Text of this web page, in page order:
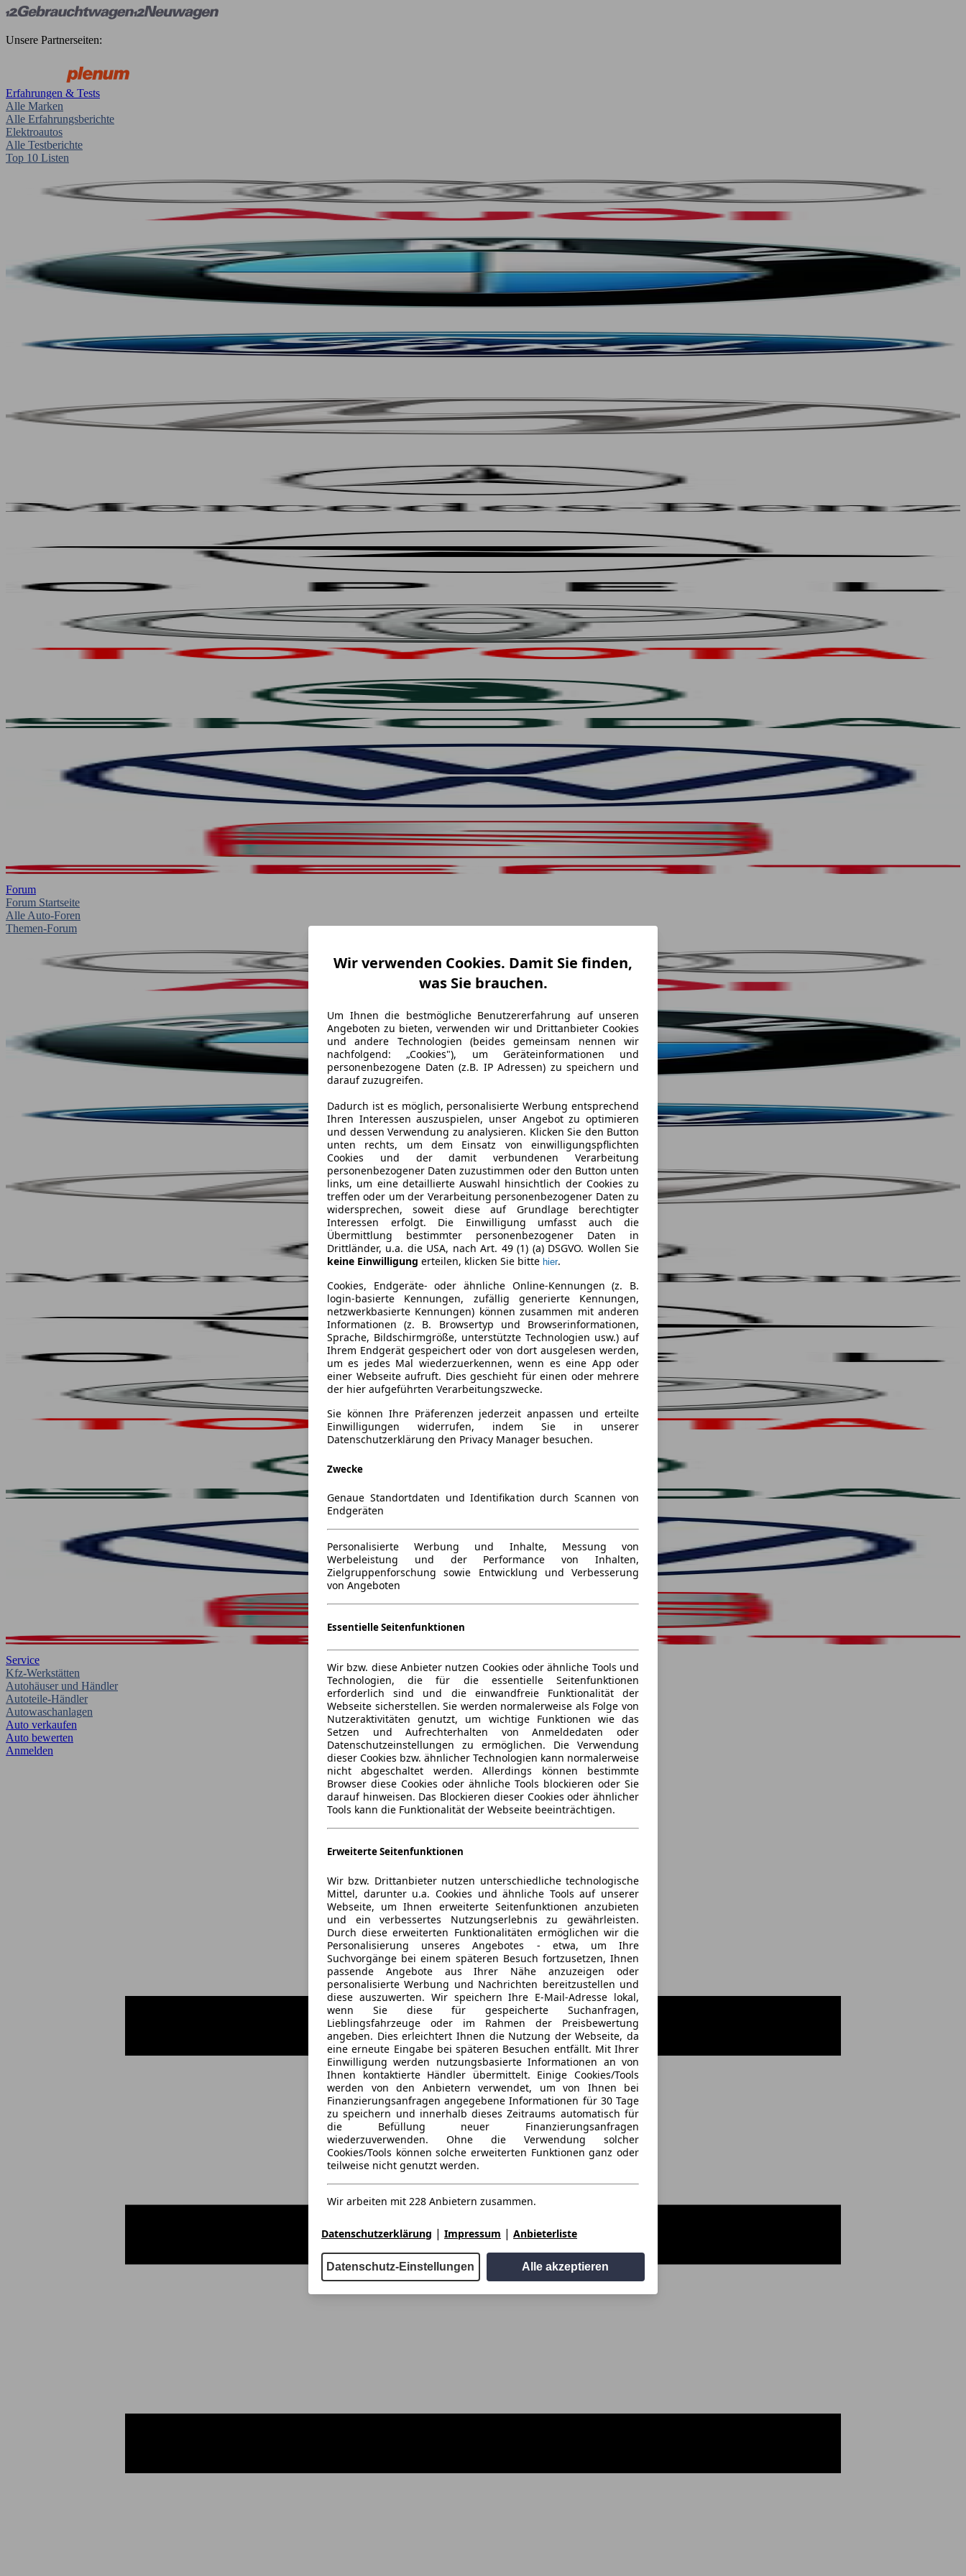
Unsere Partnerseiten:
Erfahrungen & Tests
Alle Marken
Alle Erfahrungsberichte
Elektroautos
Alle Testberichte
Top 10 Listen
Forum
Forum Startseite
Alle Auto-Foren
Themen-Forum
Service
Kfz-Werkstätten
Autohäuser und Händler
Autoteile-Händler
Autowaschanlagen
Auto verkaufen
Auto bewerten
Anmelden
Wir verwenden Cookies. Damit Sie finden,
was Sie brauchen.
Um Ihnen die bestmögliche Benutzererfahrung auf unseren
Angeboten zu bieten, verwenden wir und Drittanbieter Cookies
und andere Technologien (beides gemeinsam nennen wir
nachfolgend: „Cookies"), um Geräteinformationen und
personenbezogene Daten (z.B. IP Adressen) zu speichern und
darauf zuzugreifen.
Dadurch ist es möglich, personalisierte Werbung entsprechend
Ihren Interessen auszuspielen, unser Angebot zu optimieren
und dessen Verwendung zu analysieren. Klicken Sie den Button
unten rechts, um dem Einsatz von einwilligungspflichten
Cookies und der damit verbundenen Verarbeitung
personenbezogener Daten zuzustimmen oder den Button unten
links, um eine detaillierte Auswahl hinsichtlich der Cookies zu
treffen oder um der Verarbeitung personenbezogener Daten zu
widersprechen, soweit diese auf Grundlage berechtigter
Interessen erfolgt. Die Einwilligung umfasst auch die
Übermittlung bestimmter personenbezogener Daten in
Drittländer, u.a. die USA, nach Art. 49 (1) (a) DSGVO. Wollen Sie
keine Einwilligung erteilen, klicken Sie bitte hier.
Cookies, Endgeräte- oder ähnliche Online-Kennungen (z. B.
login-basierte Kennungen, zufällig generierte Kennungen,
netzwerkbasierte Kennungen) können zusammen mit anderen
Informationen (z. B. Browsertyp und Browserinformationen,
Sprache, Bildschirmgröße, unterstützte Technologien usw.) auf
Ihrem Endgerät gespeichert oder von dort ausgelesen werden,
um es jedes Mal wiederzuerkennen, wenn es eine App oder
einer Webseite aufruft. Dies geschieht für einen oder mehrere
der hier aufgeführten Verarbeitungszwecke.
Sie können Ihre Präferenzen jederzeit anpassen und erteilte
Einwilligungen widerrufen, indem Sie in unserer
Datenschutzerklärung den Privacy Manager besuchen.
Zwecke
Genaue Standortdaten und Identifikation durch Scannen von
Endgeräten
Personalisierte Werbung und Inhalte, Messung von
Werbeleistung und der Performance von Inhalten,
Zielgruppenforschung sowie Entwicklung und Verbesserung
von Angeboten
Essentielle Seitenfunktionen
Wir bzw. diese Anbieter nutzen Cookies oder ähnliche Tools und
Technologien, die für die essentielle Seitenfunktionen
erforderlich sind und die einwandfreie Funktionalität der
Webseite sicherstellen. Sie werden normalerweise als Folge von
Nutzeraktivitäten genutzt, um wichtige Funktionen wie das
Setzen und Aufrechterhalten von Anmeldedaten oder
Datenschutzeinstellungen zu ermöglichen. Die Verwendung
dieser Cookies bzw. ähnlicher Technologien kann normalerweise
nicht abgeschaltet werden. Allerdings können bestimmte
Browser diese Cookies oder ähnliche Tools blockieren oder Sie
darauf hinweisen. Das Blockieren dieser Cookies oder ähnlicher
Tools kann die Funktionalität der Webseite beeinträchtigen.
Erweiterte Seitenfunktionen
Wir bzw. Drittanbieter nutzen unterschiedliche technologische
Mittel, darunter u.a. Cookies und ähnliche Tools auf unserer
Webseite, um Ihnen erweiterte Seitenfunktionen anzubieten
und ein verbessertes Nutzungserlebnis zu gewährleisten.
Durch diese erweiterten Funktionalitäten ermöglichen wir die
Personalisierung unseres Angebotes - etwa, um Ihre
Suchvorgänge bei einem späteren Besuch fortzusetzen, Ihnen
passende Angebote aus Ihrer Nähe anzuzeigen oder
personalisierte Werbung und Nachrichten bereitzustellen und
diese auszuwerten. Wir speichern Ihre E-Mail-Adresse lokal,
wenn Sie diese für gespeicherte Suchanfragen,
Lieblingsfahrzeuge oder im Rahmen der Preisbewertung
angeben. Dies erleichtert Ihnen die Nutzung der Webseite, da
eine erneute Eingabe bei späteren Besuchen entfällt. Mit Ihrer
Einwilligung werden nutzungsbasierte Informationen an von
Ihnen kontaktierte Händler übermittelt. Einige Cookies/Tools
werden von den Anbietern verwendet, um von Ihnen bei
Finanzierungsanfragen angegebene Informationen für 30 Tage
zu speichern und innerhalb dieses Zeitraums automatisch für
die Befüllung neuer Finanzierungsanfragen
wiederzuverwenden. Ohne die Verwendung solcher
Cookies/Tools können solche erweiterten Funktionen ganz oder
teilweise nicht genutzt werden.
Wir arbeiten mit 228 Anbietern zusammen.
Datenschutzerklärung | Impressum | Anbieterliste
Datenschutz-Einstellungen Alle akzeptieren